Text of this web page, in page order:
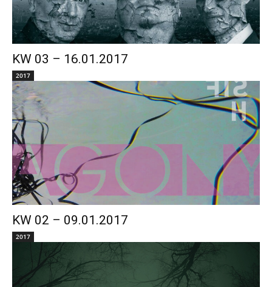
KW 03 – 16.01.2017
2017
KW 02 – 09.01.2017
2017